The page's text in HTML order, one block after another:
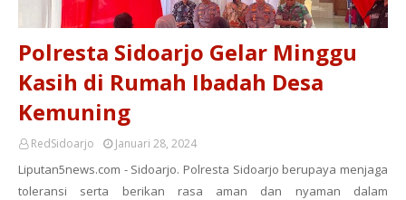
Polresta Sidoarjo Gelar Minggu
Kasih di Rumah Ibadah Desa
Kemuning
RedSidoarjo Januari 28, 2024
Liputan5news.com - Sidoarjo. Polresta Sidoarjo berupaya menjaga
toleransi serta berikan rasa aman dan nyaman dalam